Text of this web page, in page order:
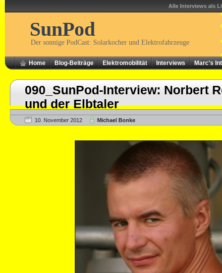
Alle Interviews als
SunPod
Der sonnige PodCast: Solarkocher und Elektrofahrzeuge
Home Blog-Beiträge Elektromobilität Interviews Marc's
090_SunPod-Interview: Norbert
und der Elbtaler
10. November 2012 Michael Bonke